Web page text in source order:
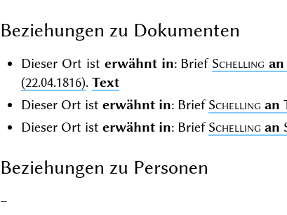
Beziehungen zu Dokumenten
Dieser Ort ist erwähnt in: Brief Schelling an
(22.04.1816). Text
Dieser Ort ist erwähnt in: BriefSchelling an
Dieser Ort ist erwähnt in: BriefSchelling an
Beziehungen zu Personen
–